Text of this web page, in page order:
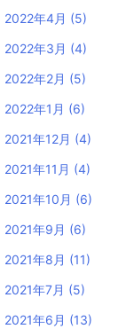
2022年4月 (5)
2022年3月 (4)
2022年2月 (5)
2022年1月 (6)
2021年12月 (4)
2021年11月 (4)
2021年10月 (6)
2021年9月 (6)
2021年8月 (11)
2021年7月 (5)
2021年6月 (13)